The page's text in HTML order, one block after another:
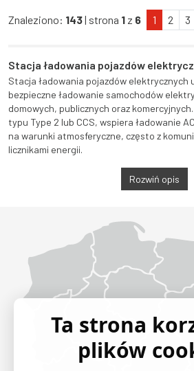
Znaleziono: 143| strona 1 z 6 1 2 3
Stacja ładowania pojazdów
Stacja ładowania pojazdów elektrycznych
bezpieczne ładowanie samochodów
domowych, publicznych oraz
typu Type 2 lub CCS, wspiera ładowanie
na warunki atmosferyczne, często z
licznikami energii.
Rozwiń opis
Ta strona
plików